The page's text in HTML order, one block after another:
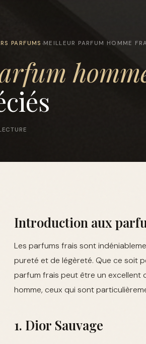
PARFUMS ›MEILLEUR PARFUM HOMME
Introduction aux
Les parfums frais sont
pureté et de légèreté. Que ce soit
parfum frais peut être un excellent
homme, ceux qui sont
1. Dior Sauvage